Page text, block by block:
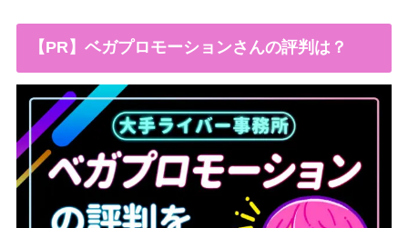
【PR】ベガプロモーションさんの評判は？